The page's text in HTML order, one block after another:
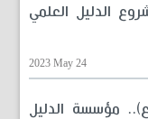
الدليل العلمي
2023 May 24
مؤسسة الدليل